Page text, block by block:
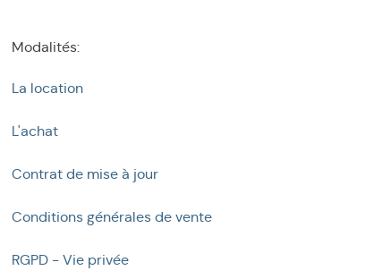
Modalités:
La location
L'achat
Contrat de mise à jour
Conditions générales de vente
RGPD - Vie privée